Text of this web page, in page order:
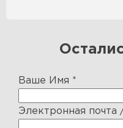
Ваше Имя *
Электронная почта